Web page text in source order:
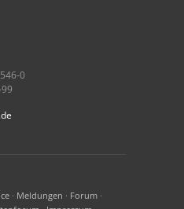
0
· Meldungen · Forum ·